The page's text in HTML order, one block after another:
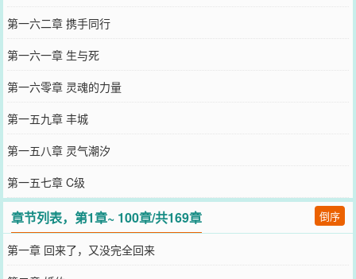
第一六二章 携手同行
第一六一章 生与死
第一六零章 灵魂的力量
第一五九章 丰城
第一五八章 灵气潮汐
第一五七章 C级
章节列表，第1章~ 100章/共169章 倒序
第一章 回来了，又没完全回来